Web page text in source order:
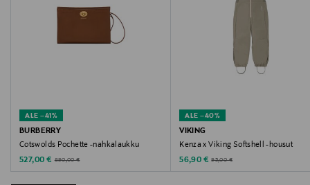
ALE –41%
BURBERRY
Cotswolds Pochette -nahkalaukku
Discounted Price
527,00 € Original Price
890,00 €
ALE –40%
VIKING
Kenza x Viking Softshell -housut
Discounted Price
56,90 € Original Price
95,00 €